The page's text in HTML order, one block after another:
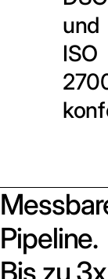
und
ISO
Pipeline.
Bis zu